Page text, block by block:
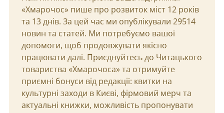
«Хмарочос» пише про розвиток міст 12 років
та 13 днів. За цей час ми опублікували 29514
новин та статей. Ми потребуємо вашої
допомоги, щоб продовжувати якісно
працювати далі. Приєднуйтесь до Читацького
товариства «Хмарочоса» та отримуйте
приємні бонуси від редакції: квитки на
культурні заходи в Києві, фірмовий мерч та
актуальні книжки, можливість пропонувати